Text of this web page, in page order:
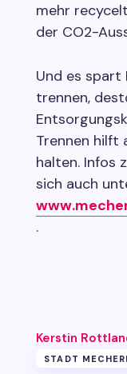
mehr
der CO2-
Und es spart
trennen,
Trennen hilft
halten. Infos
sich auch
.
Kerstin
STADT